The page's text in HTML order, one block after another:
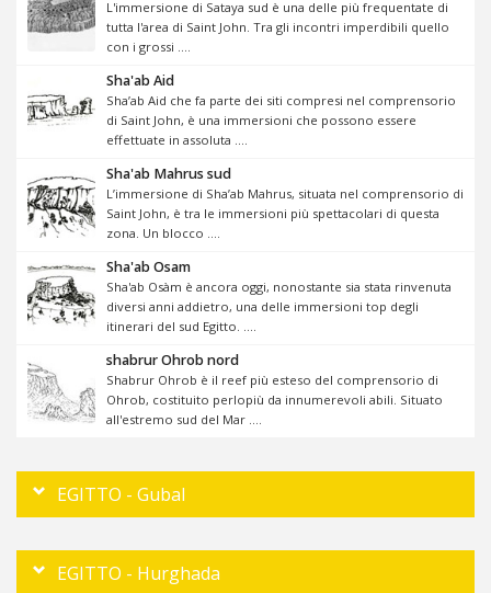
L'immersione di Sataya sud è una delle più frequentate di
tutta l'area di Saint John. Tra gli incontri imperdibili quello
con i grossi ....
Sha'ab Aid
Sha’ab Aid che fa parte dei siti compresi nel comprensorio
di Saint John, è una immersioni che possono essere
effettuate in assoluta ....
Sha'ab Mahrus sud
L’immersione di Sha’ab Mahrus, situata nel comprensorio di
Saint John, è tra le immersioni più spettacolari di questa
zona. Un blocco ....
Sha'ab Osam
Sha'ab Osàm è ancora oggi, nonostante sia stata rinvenuta
diversi anni addietro, una delle immersioni top degli
itinerari del sud Egitto. ....
shabrur Ohrob nord
Shabrur Ohrob è il reef più esteso del comprensorio di
Ohrob, costituito perlopiù da innumerevoli abili. Situato
all'estremo sud del Mar ....
EGITTO - Gubal
EGITTO - Hurghada